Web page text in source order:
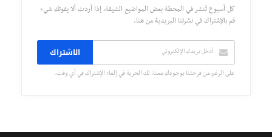
كل أسبوع تُنشر في المحطة بعض المواضيع الشيقة، إذا أردت ألا يفوتك شيء
قم بالإشتراك في نشرتنا البريدية من هنا.
الاشتراك
على الرغم من فرحتنا بوجودك معنا، لك الحرية في إلغاء الإشتراك في أي وقت.